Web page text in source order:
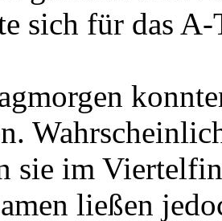
sich für das A-
sie im
ließen